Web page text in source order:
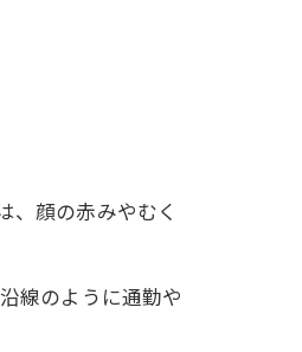
、顔の赤みやむく
線のように通勤や